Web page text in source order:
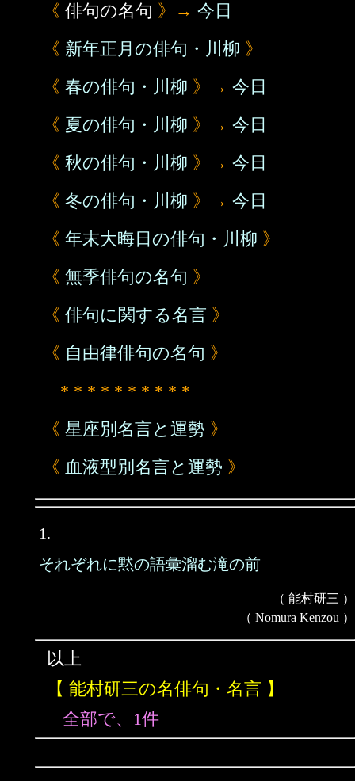
《 俳句の名句 》→ 今日
《 新年正月の俳句・川柳 》
《 春の俳句・川柳 》→ 今日
《 夏の俳句・川柳 》→ 今日
《 秋の俳句・川柳 》→ 今日
《 冬の俳句・川柳 》→ 今日
《 年末大晦日の俳句・川柳 》
《 無季俳句の名句 》
《 俳句に関する名言 》
《 自由律俳句の名句 》
* * * * * * * * * *
《 星座別名言と運勢 》
《 血液型別名言と運勢 》
1.
それぞれに黙の語彙溜む滝の前
（ 能村研三 ）
（ Nomura Kenzou ）
以上
【 能村研三の名俳句・名言 】
全部で、1件